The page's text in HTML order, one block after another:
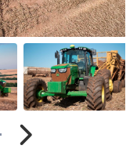
Próximo